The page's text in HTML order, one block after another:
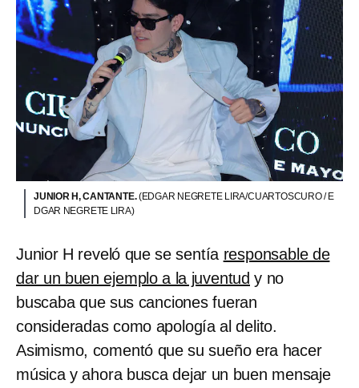
JUNIOR H, CANTANTE.(EDGAR NEGRETE LIRA/CUARTOSCURO / E
DGAR NEGRETE LIRA)
Junior H reveló que se sentía responsable de
dar un buen ejemplo a la juventud y no
buscaba que sus canciones fueran
consideradas como apología al delito.
Asimismo, comentó que su sueño era hacer
música y ahora busca dejar un buen mensaje